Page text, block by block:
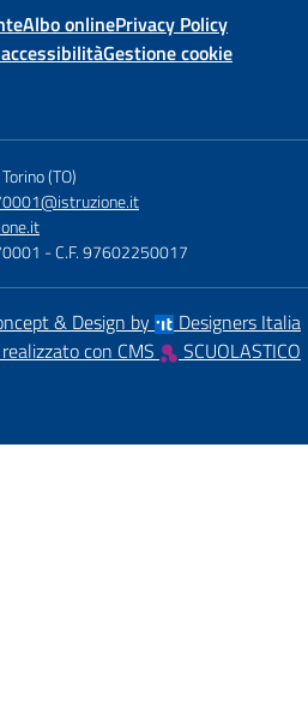
Albo onlinePrivacy Policy
Gestione cookie
(TO)
- C.F. 97602250017
& Design by
Designers Italia
con CMS
SCUOLASTICO